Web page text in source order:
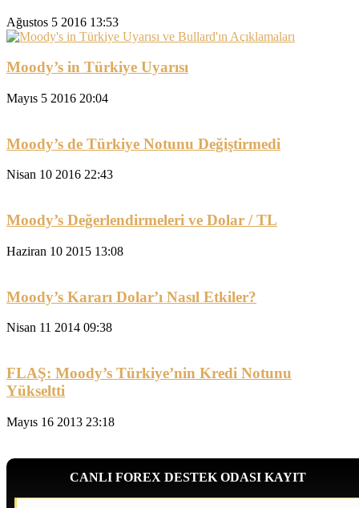
Ağustos 5 2016 13:53
Moody’s in Türkiye Uyarısı
Mayıs 5 2016 20:04
Moody’s de Türkiye Notunu Değiştirmedi
Nisan 10 2016 22:43
Moody’s Değerlendirmeleri ve Dolar / TL
Haziran 10 2015 13:08
Moody’s Kararı Dolar’ı Nasıl Etkiler?
Nisan 11 2014 09:38
FLAŞ: Moody’s Türkiye’nin Kredi Notunu
Yükseltti
Mayıs 16 2013 23:18
CANLI FOREX DESTEK ODASI KAYIT